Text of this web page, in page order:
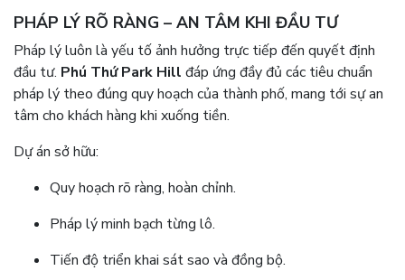
PHÁP LÝ RÕ RÀNG – AN TÂM KHI ĐẦU TƯ
Pháp lý luôn là yếu tố ảnh hưởng trực tiếp đến quyết định
đầu tư. Phú Thứ Park Hill đáp ứng đầy đủ các tiêu chuẩn
pháp lý theo đúng quy hoạch của thành phố, mang tới sự an
tâm cho khách hàng khi xuống tiền.
Dự án sở hữu:
Quy hoạch rõ ràng, hoàn chỉnh.
Pháp lý minh bạch từng lô.
Tiến độ triển khai sát sao và đồng bộ.